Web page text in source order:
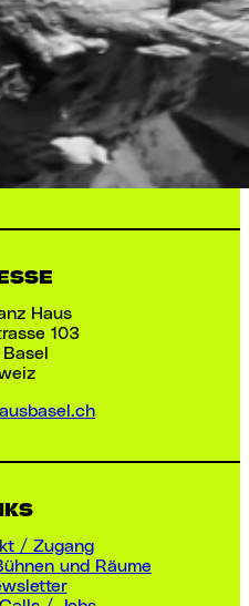
Haus
103
/ Zugang
und Räume